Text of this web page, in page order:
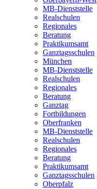
MB-Dienststelle
Realschulen
Regionales
Beratung
Praktikumsamt
Ganztagsschulen
München
MB-Dienststelle
Realschulen
Regionales
Beratung
Ganztag
Fortbildungen
Oberfranken
MB-Dienststelle
Realschulen
Regionales
Beratung
Praktikumsamt
Ganztagsschulen
Oberpfalz